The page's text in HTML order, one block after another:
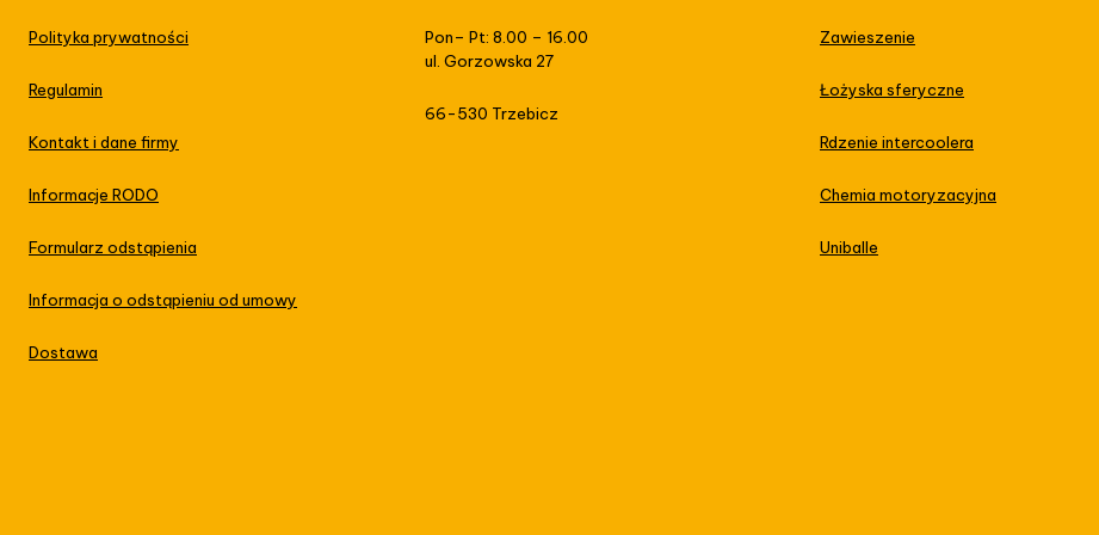
Polityka prywatności
Regulamin
Kontakt i dane firmy
Informacje RODO
Formularz odstąpienia
Informacja o odstąpieniu od umowy
Dostawa
Pon– Pt: 8.00 – 16.00
ul. Gorzowska 27
66-530 Trzebicz
Zawieszenie
Łożyska sferyczne
Rdzenie intercoolera
Chemia motoryzacyjna
Uniballe